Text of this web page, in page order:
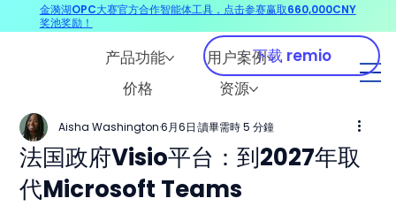
产品功能
用户案例
价格
资源
下载 remio
法国政府Visio平台：到2027年取
代Microsoft Teams
Aisha Washington 6月6日 讀畢需時 5 分鐘
金漪湖OPC大赛官方合作智能体工具，点击参赛赢取660,000CNY
奖池奖励！